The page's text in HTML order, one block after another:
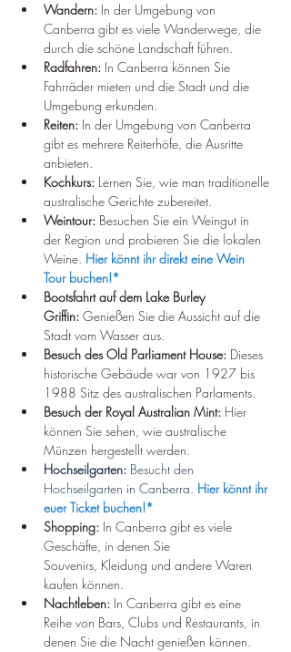
Wandern: In der Umgebung von
Canberra gibt es viele Wanderwege, die
durch die schöne Landschaft führen.
Radfahren: In Canberra können Sie
Fahrräder mieten und die Stadt und die
Umgebung erkunden.
Reiten: In der Umgebung von Canberra
gibt es mehrere Reiterhöfe, die Ausritte
anbieten.
Kochkurs: Lernen Sie, wie man traditionelle
australische Gerichte zubereitet.
Weintour: Besuchen Sie ein Weingut in
der Region und probieren Sie die lokalen
Weine. Hier könnt ihr direkt eine Wein
Tour buchen!*
Bootsfahrt auf dem Lake Burley
Griffin: Genießen Sie die Aussicht auf die
Stadt vom Wasser aus.
Besuch des Old Parliament House: Dieses
historische Gebäude war von 1927 bis
1988 Sitz des australischen Parlaments.
Besuch der Royal Australian Mint: Hier
können Sie sehen, wie australische
Münzen hergestellt werden.
Hochseilgarten: Besucht den
Hochseilgarten in Canberra. Hier könnt ihr
euer Ticket buchen!*
Shopping: In Canberra gibt es viele
Geschäfte, in denen Sie
Souvenirs, Kleidung und andere Waren
kaufen können.
Nachtleben: In Canberra gibt es eine
Reihe von Bars, Clubs und Restaurants, in
denen Sie die Nacht genießen können.